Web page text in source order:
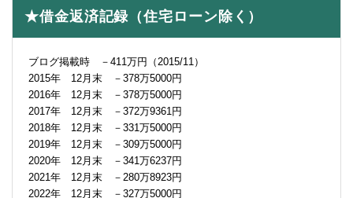
★借金返済記録（住宅ローン除く）
ブログ掲載時 －411万円（2015/11）
2015年 12月末 －378万5000円
2016年 12月末 －378万5000円
2017年 12月末 －372万9361円
2018年 12月末 －331万5000円
2019年 12月末 －309万5000円
2020年 12月末 －341万6237円
2021年 12月末 －280万8923円
2022年 12月末 －327万5000円